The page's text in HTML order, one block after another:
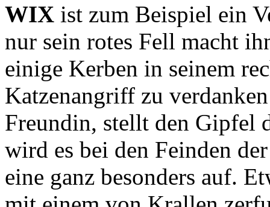
WIX ist zum Beispiel ein
nur sein rotes Fell macht
einige Kerben in seinem
Katzenangriff zu
Freundin, stellt den Gipfel
wird es bei den Feinden
eine ganz besonders auf.